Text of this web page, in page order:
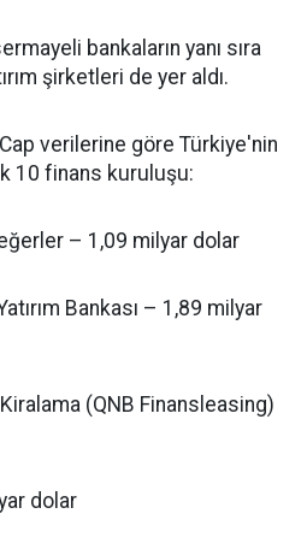
bankaların yanı sıra
şirketleri de yer aldı.
verilerine göre Türkiye'nin
10 finans kuruluşu:
– 1,09 milyar dolar
Bankası – 1,89 milyar
(QNB Finansleasing)
dolar